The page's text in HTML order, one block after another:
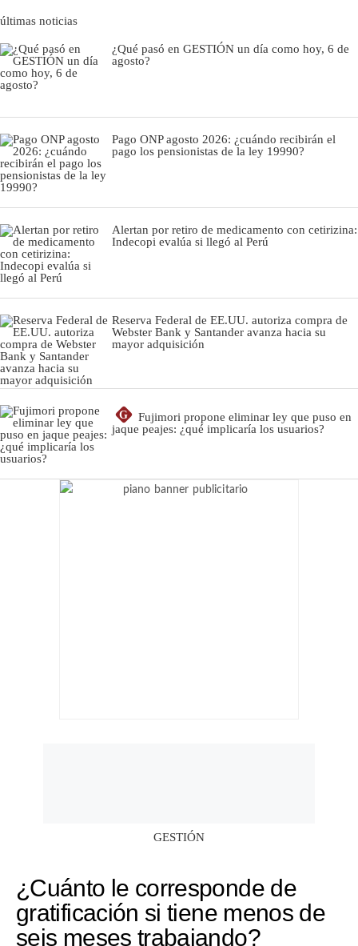
últimas noticias
¿Qué pasó en GESTIÓN un día como hoy, 6 de
agosto?
Pago ONP agosto 2026: ¿cuándo recibirán el
pago los pensionistas de la ley 19990?
Alertan por retiro de medicamento con cetirizina:
Indecopi evalúa si llegó al Perú
Reserva Federal de EE.UU. autoriza compra de
Webster Bank y Santander avanza hacia su
mayor adquisición
G
Fujimori propone eliminar ley que puso en
jaque peajes: ¿qué implicaría los usuarios?